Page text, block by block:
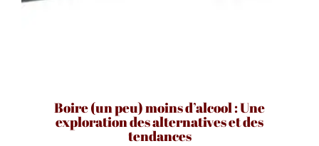
Boire (un peu) moins d’alcool : Une
exploration des alternatives et des
tendances